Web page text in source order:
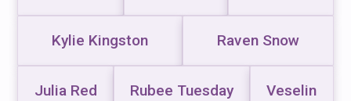
Kylie Kingston Raven Snow
Julia Red Rubee Tuesday Veselin